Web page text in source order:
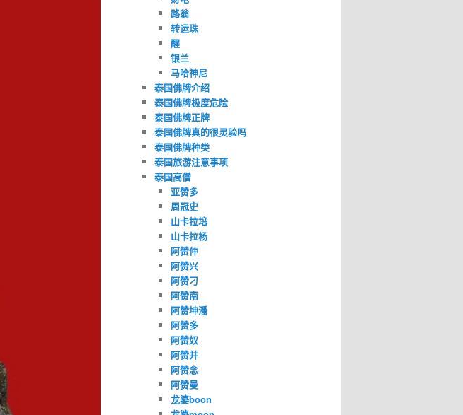
路翁
转运珠
醒
银兰
马哈神尼
泰国佛牌介绍
泰国佛牌极度危险
泰国佛牌正牌
泰国佛牌真的很灵验吗
泰国佛牌种类
泰国旅游注意事项
泰国高僧
亚赞多
周冠史
山卡拉培
山卡拉杨
阿赞仲
阿赞兴
阿赞刁
阿赞南
阿赞坤潘
阿赞多
阿赞奴
阿赞并
阿赞念
阿赞曼
龙婆boon